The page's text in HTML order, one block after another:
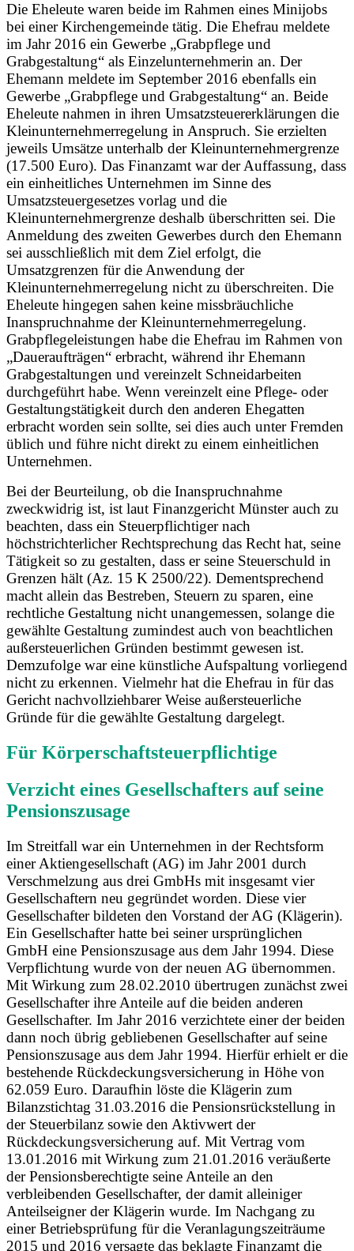
Die Eheleute waren beide im Rahmen eines Minijobs
bei einer Kirchengemeinde tätig. Die Ehefrau meldete
im Jahr 2016 ein Gewerbe „Grabpflege und
Grabgestaltung“ als Einzelunternehmerin an. Der
Ehemann meldete im September 2016 ebenfalls ein
Gewerbe „Grabpflege und Grabgestaltung“ an. Beide
Eheleute nahmen in ihren Umsatzsteuererklärungen die
Kleinunternehmerregelung in Anspruch. Sie erzielten
jeweils Umsätze unterhalb der Kleinunternehmergrenze
(17.500 Euro). Das Finanzamt war der Auffassung, dass
ein einheitliches Unternehmen im Sinne des
Umsatzsteuergesetzes vorlag und die
Kleinunternehmergrenze deshalb überschritten sei. Die
Anmeldung des zweiten Gewerbes durch den Ehemann
sei ausschließlich mit dem Ziel erfolgt, die
Umsatzgrenzen für die Anwendung der
Kleinunternehmerregelung nicht zu überschreiten. Die
Eheleute hingegen sahen keine missbräuchliche
Inanspruchnahme der Kleinunternehmerregelung.
Grabpflegeleistungen habe die Ehefrau im Rahmen von
„Daueraufträgen“ erbracht, während ihr Ehemann
Grabgestaltungen und vereinzelt Schneidarbeiten
durchgeführt habe. Wenn vereinzelt eine Pflege- oder
Gestaltungstätigkeit durch den anderen Ehegatten
erbracht worden sein sollte, sei dies auch unter Fremden
üblich und führe nicht direkt zu einem einheitlichen
Unternehmen.
Bei der Beurteilung, ob die Inanspruchnahme
zweckwidrig ist, ist laut Finanzgericht Münster auch zu
beachten, dass ein Steuerpflichtiger nach
höchstrichterlicher Rechtsprechung das Recht hat, seine
Tätigkeit so zu gestalten, dass er seine Steuerschuld in
Grenzen hält (Az. 15 K 2500/22). Dementsprechend
macht allein das Bestreben, Steuern zu sparen, eine
rechtliche Gestaltung nicht unangemessen, solange die
gewählte Gestaltung zumindest auch von beachtlichen
außersteuerlichen Gründen bestimmt gewesen ist.
Demzufolge war eine künstliche Aufspaltung vorliegend
nicht zu erkennen. Vielmehr hat die Ehefrau in für das
Gericht nachvollziehbarer Weise außersteuerliche
Gründe für die gewählte Gestaltung dargelegt.
Für Körperschaftsteuerpflichtige
Verzicht eines Gesellschafters auf seine
Pensionszusage
Im Streitfall war ein Unternehmen in der Rechtsform
einer Aktiengesellschaft (AG) im Jahr 2001 durch
Verschmelzung aus drei GmbHs mit insgesamt vier
Gesellschaftern neu gegründet worden. Diese vier
Gesellschafter bildeten den Vorstand der AG (Klägerin).
Ein Gesellschafter hatte bei seiner ursprünglichen
GmbH eine Pensionszusage aus dem Jahr 1994. Diese
Verpflichtung wurde von der neuen AG übernommen.
Mit Wirkung zum 28.02.2010 übertrugen zunächst zwei
Gesellschafter ihre Anteile auf die beiden anderen
Gesellschafter. Im Jahr 2016 verzichtete einer der beiden
dann noch übrig gebliebenen Gesellschafter auf seine
Pensionszusage aus dem Jahr 1994. Hierfür erhielt er die
bestehende Rückdeckungsversicherung in Höhe von
62.059 Euro. Daraufhin löste die Klägerin zum
Bilanzstichtag 31.03.2016 die Pensionsrückstellung in
der Steuerbilanz sowie den Aktivwert der
Rückdeckungsversicherung auf. Mit Vertrag vom
13.01.2016 mit Wirkung zum 21.01.2016 veräußerte
der Pensionsberechtigte seine Anteile an den
verbleibenden Gesellschafter, der damit alleiniger
Anteilseigner der Klägerin wurde. Im Nachgang zu
einer Betriebsprüfung für die Veranlagungszeiträume
2015 und 2016 versagte das beklagte Finanzamt die